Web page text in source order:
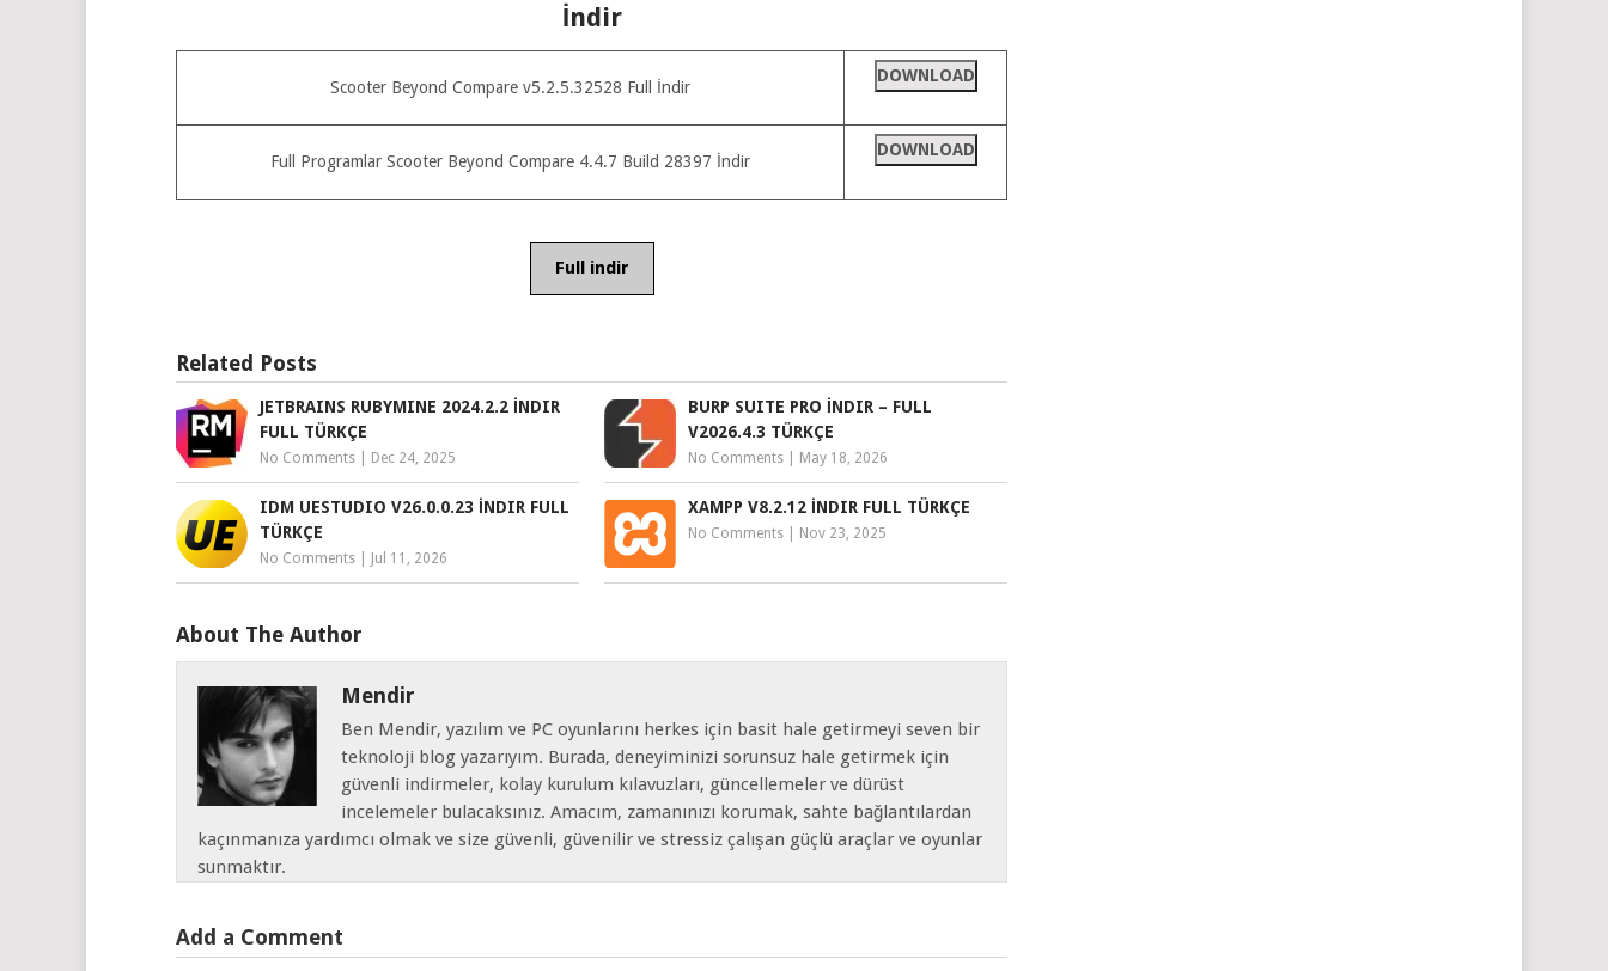
İndir
Scooter Beyond Compare v5.2.5.32528 Full İndir
DOWNLOAD
Full Programlar Scooter Beyond Compare 4.4.7 Build 28397 İndir
DOWNLOAD
Full indir
Related Posts
JETBRAINS RUBYMINE 2024.2.2 İNDIR
FULL TÜRKÇE
No Comments Dec 24, 2025
BURP SUITE PRO İNDIR – FULL
V2026.4.3 TÜRKÇE
No Comments| May 18, 2026
IDM UESTUDIO V26.0.0.23 İNDIR FULL
TÜRKÇE
No Comments Jul 11, 2026
XAMPP V8.2.12 İNDIR FULL TÜRKÇE
No Comments| Nov 23, 2025
About The Author
Mendir
Ben Mendir, yazılım ve PC oyunlarını herkes için basit hale getirmeyi seven bir
teknoloji blog yazarıyım. Burada, deneyiminizi sorunsuz hale getirmek için
güvenli indirmeler, kolay kurulum kılavuzları, güncellemeler ve dürüst
incelemeler bulacaksınız. Amacım, zamanınızı korumak, sahte bağlantılardan
kaçınmanıza yardımcı olmak ve size güvenli, güvenilir ve stressiz çalışan güçlü araçlar ve oyunlar
sunmaktır.
Add a Comment